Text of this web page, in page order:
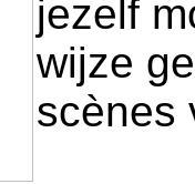
jezelf
wijze
scènes